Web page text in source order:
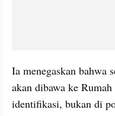
Ia menegaskan bahwa
akan dibawa ke
identifikasi, bukan di